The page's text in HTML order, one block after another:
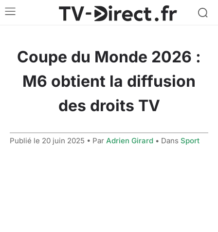
Coupe du Monde 2026 :
M6 obtient la diffusion
des droits TV
Publié le 20 juin 2025 • Par Adrien Girard • Dans Sport